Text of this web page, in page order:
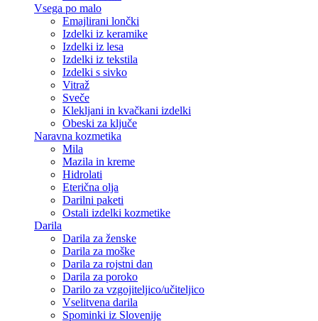
Vsega po malo
Emajlirani lončki
Izdelki iz keramike
Izdelki iz lesa
Izdelki iz tekstila
Izdelki s sivko
Vitraž
Sveče
Klekljani in kvačkani izdelki
Obeski za ključe
Naravna kozmetika
Mila
Mazila in kreme
Hidrolati
Eterična olja
Darilni paketi
Ostali izdelki kozmetike
Darila
Darila za ženske
Darila za moške
Darila za rojstni dan
Darila za poroko
Darilo za vzgojiteljico/učiteljico
Vselitvena darila
Spominki iz Slovenije